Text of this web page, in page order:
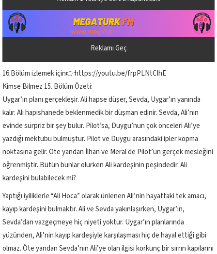
Reklamı Geç
16.Bölüm izlemek için👉https://youtu.be/frpPLNtClhE
Kimse Bilmez 15. Bölüm Özeti:
Uygar’ın planı gerçekleşir. Ali hapse düşer, Sevda, Uygar’ın yanında
kalır. Ali hapishanede beklenmedik bir düşman edinir. Sevda, Ali’nin
evinde sürpriz bir şey bulur. Pilot’sa, Duygu’nun çok önceleri Ali’ye
yazdığı mektubu bulmuştur. Pilot ve Duygu arasındaki ipler kopma
noktasına gelir. Öte yandan İlhan ve Meral de Pilot’un gerçek mesleğini
öğrenmiştir. Bütün bunlar olurken Ali kardeşinin peşindedir. Ali
kardeşini bulabilecek mi?
Yaptığı iyiliklerle “Ali Hoca” olarak ünlenen Ali’nin hayattaki tek amacı,
kayıp kardeşini bulmaktır. Ali ve Sevda yakınlaşırken, Uygar’ın,
Sevda’dan vazgeçmeye hiç niyeti yoktur. Uygar’ın planlarında
yüzünden, Ali’nin kayıp kardeşiyle karşılaşması hiç de hayal ettiği gibi
olmaz. Öte yandan Sevda’nın Ali’ye olan ilgisi korkunç bir sırrın kapılarını